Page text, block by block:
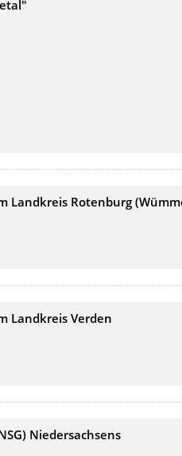
Landkreis Rotenburg
Landkreis Verden
Niedersachsens